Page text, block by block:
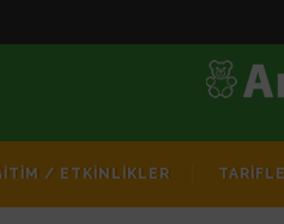
/ ETKİNLİKLER